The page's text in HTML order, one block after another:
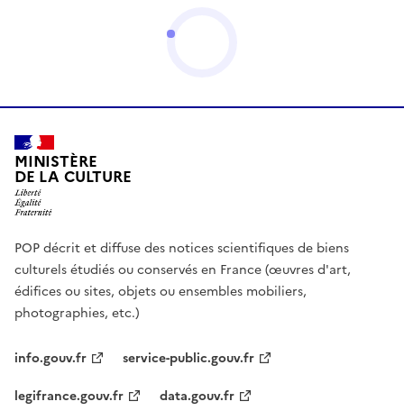
MINISTÈRE
DE LA CULTURE
POP décrit et diffuse des notices scientifiques de biens
culturels étudiés ou conservés en France (œuvres d'art,
édifices ou sites, objets ou ensembles mobiliers,
photographies, etc.)
info.gouv.fr
service-public.gouv.fr
legifrance.gouv.fr
data.gouv.fr